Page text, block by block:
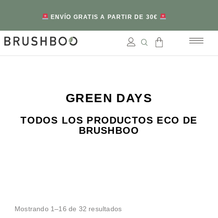
ENVÍO GRATIS A PARTIR DE 30€
GREEN DAYS
TODOS LOS PRODUCTOS ECO DE
BRUSHBOO
Mostrando 1–16 de 32 resultados